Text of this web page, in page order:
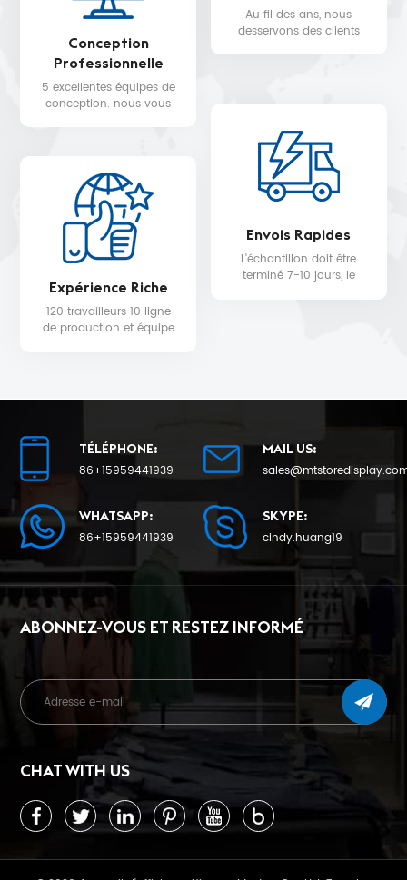
Conception
Professionnelle
5 excellentes équipes de
conception. nous vous
Au fil des ans, nous
desservons des clients
Expérience Riche
120 travailleurs 10 ligne
de production et équipe
Envois Rapides
L'échantillon doit être
terminé 7-10 jours, le
TÉLÉPHONE:
86+15959441939
MAIL US:
WHATSAPP:
86+15959441939
SKYPE:
cindy.huang19
ABONNEZ-VOUS ET RESTEZ INFORMÉ
CHAT WITH US